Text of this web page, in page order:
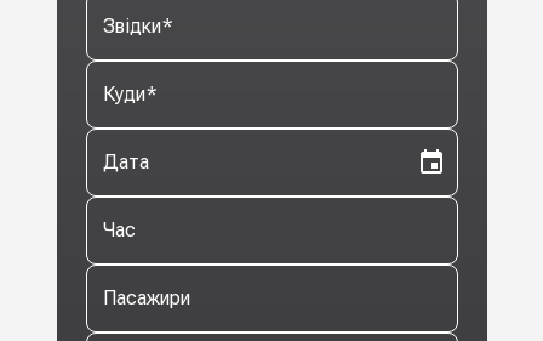
Звідки*
Куди*
Дата
Час
Пасажири